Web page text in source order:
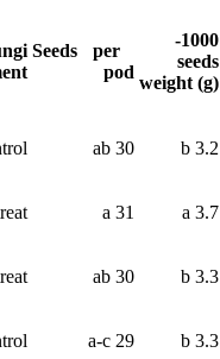
1000-
seeds
weight (g)
Seeds per
pod
3.2 b
30 ab
3.7 a
31 a
3.3 b
30 ab
3.3 b
29 a-c